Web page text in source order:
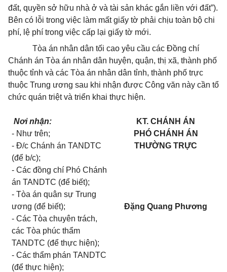
đất, quyền sở hữu nhà ở và tài sản khác gắn liền với đất”).
Bên có lỗi trong việc làm mất giấy tờ phải chịu toàn bộ chi
phí, lệ phí trong việc cấp lại giấy tờ mới.
Tòa án nhân dân tối cao yêu cầu các Đồng chí
Chánh án Tòa án nhân dân huyện, quận, thị xã, thành phố
thuộc tỉnh và các Tòa án nhân dân tỉnh, thành phố trực
thuộc Trung ương sau khi nhận được Công văn này cần tổ
chức quán triệt và triển khai thực hiện.
Nơi nhận:
- Như trên;
- Đ/c Chánh án TANDTC
(để b/c);
- Các đồng chí Phó Chánh
án TANDTC (để biết);
- Tòa án quân sự Trung
ương (để biết);
- Các Tòa chuyên trách,
các Tòa phúc thẩm
TANDTC (để thực hiện);
- Các thẩm phán TANDTC
(để thực hiện);
KT. CHÁNH ÁN
PHÓ CHÁNH ÁN
THƯỜNG TRỰC
Đặng Quang Phương